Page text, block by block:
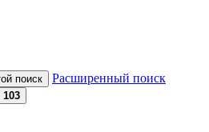
Расширенный поиск
103